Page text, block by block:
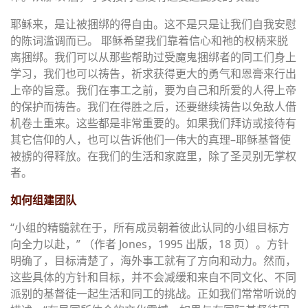
耶稣来，是让被捆绑的得自由。这不是只是让我们自我安慰
的陈词滥调而已。 耶稣希望我们靠着信心和祂的权柄来脱
离捆绑。我们可以从那些帮助过受魔鬼捆绑者的同工们身上
学习，我们也可以祷告，祈求获得更大的勇气和恩膏来行出
上帝的旨意。我们在事工之前，要为自己和所爱的人得上帝
的保护而祷告。我们在得胜之后，还要继续祷告以免敌人借
机卷土重来。这些都是非常重要的。如果我们拜访或接待有
其它信仰的人，也可以告诉他们一伟大的真理–耶稣基督使
被掳的得释放。在我们的生活和家庭里，除了圣灵别无掌权
者。
如何组建团队
“小组的精髓就在于，所有成员朝着彼此认同的小组目标方
向全力以赴，” （作者 Jones，1995 出版，18 页）。方针
明确了，目标清楚了，海外事工就有了方向和动力。然而，
这些具体的方针和目标，并不会减缓和来自不同文化、不同
派别的基督徒一起生活和同工的挑战。正如我们常常听说的